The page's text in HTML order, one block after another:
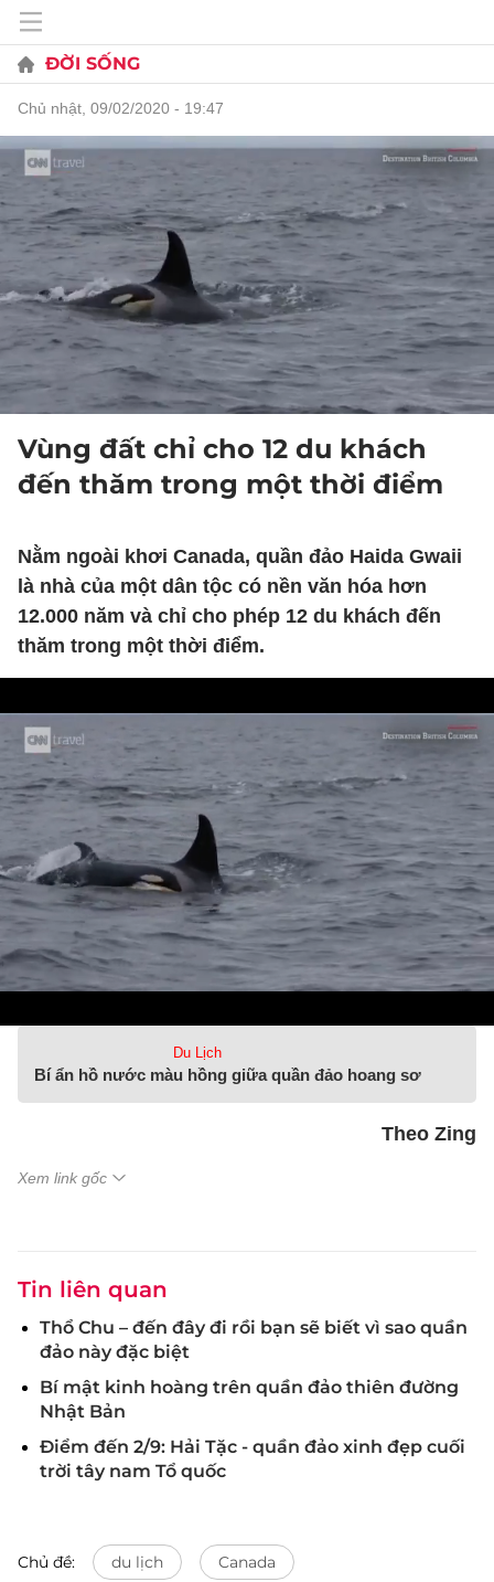
ĐỜI SỐNG
chủ nhật, 09/02/2020 - 19:47
Vùng đất chỉ cho 12 du khách
đến thăm trong một thời điểm
Nằm ngoài khơi Canada, quần đảo Haida Gwaii
là nhà của một dân tộc có nền văn hóa hơn
12.000 năm và chỉ cho phép 12 du khách đến
thăm trong một thời điểm.
Du Lịch
Bí ẩn hồ nước màu hồng giữa quần đảo hoang sơ
Theo Zing
Xem link gốc
Tin liên quan
Thổ Chu – đến đây đi rồi bạn sẽ biết vì sao quần
đảo này đặc biệt
Bí mật kinh hoàng trên quần đảo thiên đường
Nhật Bản
Điểm đến 2/9: Hải Tặc - quần đảo xinh đẹp cuối
trời tây nam Tổ quốc
Chủ đề: du lịch Canada